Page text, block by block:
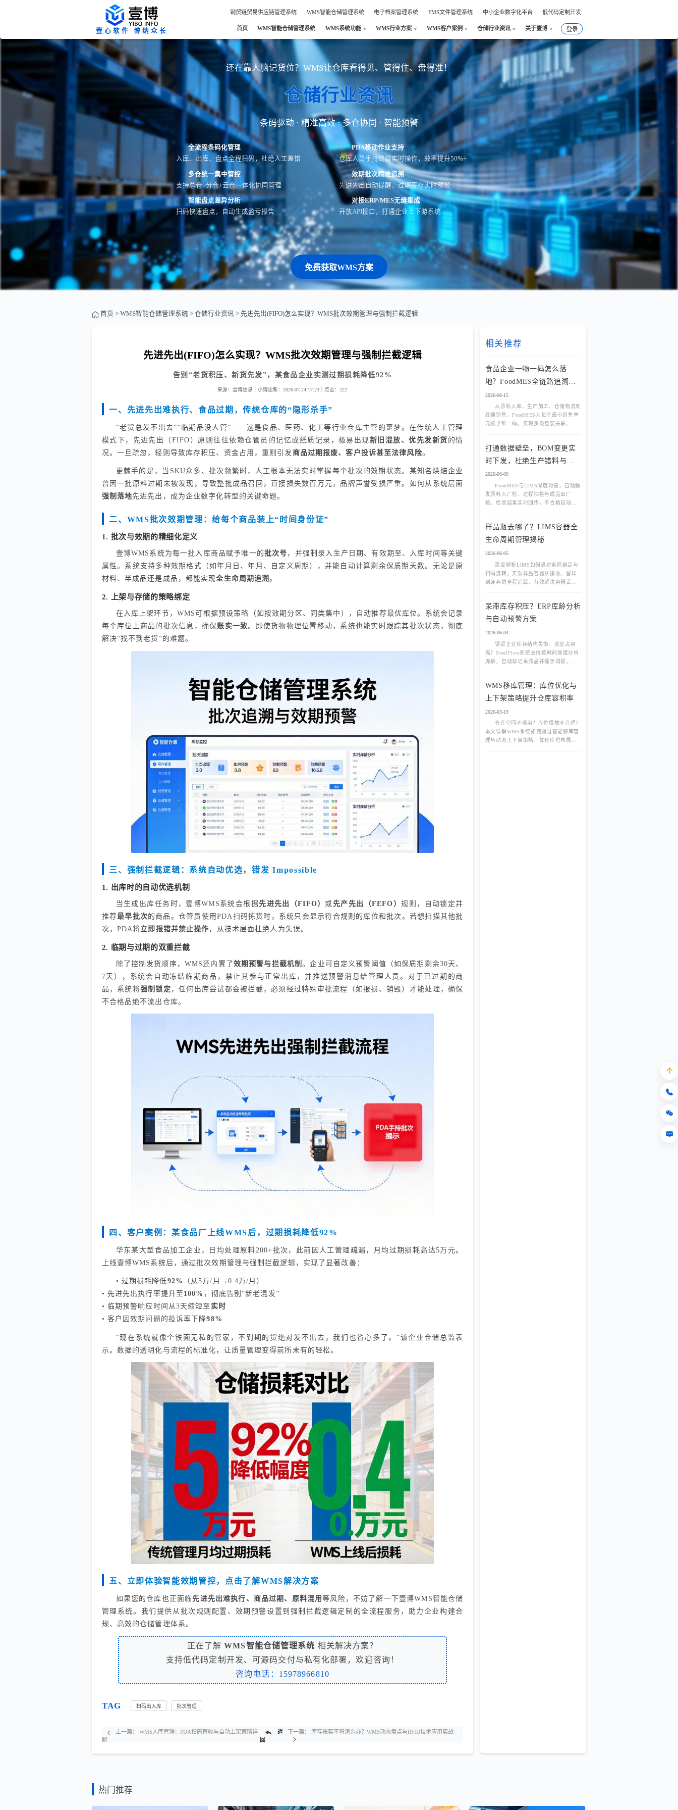
钢贸链贸易供应链管理系统 WMS智能仓储管理系统 电子档案管理系统 FMS文件管理系统 中小企业数字化平台 低代码定制开发
壹心软件 博纳众长 首页 WMS智能仓储管理系统 WMS系统功能 WMS行业方案 WMS客户案例 仓储行业资讯 关于壹博 登录
还在靠人脑记货位？WMS让仓库看得见、管得住、盘得准！
仓储行业资讯
条码驱动 · 精准高效 · 多仓协同 · 智能预警
全流程条码化管理
入库、出库、盘点全程扫码，杜绝人工差错
PDA移动作业支持
仓库人员手持终端实时操作，效率提升50%+
多仓统一集中管控
支持总仓+分仓+云仓一体化协同管理
效期批次精准追溯
先进先出自动提醒，过期库存实时预警
智能盘点差异分析
扫码快速盘点，自动生成盈亏报告
对接ERP/MES无缝集成
开放API接口，打通企业上下游系统
免费获取WMS方案
首页 > WMS智能仓储管理系统 > 仓储行业资讯 > 先进先出(FIFO)怎么实现？WMS批次效期管理与强制拦截逻辑
先进先出(FIFO)怎么实现？WMS批次效期管理与强制拦截逻辑
告别“老货积压、新货先发”，某食品企业实测过期损耗降低92%
来源：壹博信息｜小博更新：2026-07-24 17:23｜ 点击：222
一、先进先出难执行、食品过期，传统仓库的“隐形杀手”
“老货总发不出去”“临期品没人管”——这是食品、医药、化工等行业仓库主管的噩梦。在传统人工管理
模式下，先进先出（FIFO）原则往往依赖仓管员的记忆或纸质记录，极易出现新旧混放、优先发新货 的情
况。一旦疏忽，轻则导致库存积压、资金占用，重则引发 商品过期报废、客户投诉甚至法律风险。
更棘手的是，当SKU众多、批次频繁时，人工根本无法实时掌握每个批次的效期状态。某知名烘焙企业
曾因一批原料过期未被发现，导致整批成品召回，直接损失数百万元，品牌声誉受损严重。如何从系统层面
强制落地先进先出，成为企业数字化转型的关键命题。
二、WMS批次效期管理：给每个商品装上“时间身份证”
1. 批次与效期的精细化定义
壹博WMS系统为每一批入库商品赋予唯一的批次号 ，并强制录入生产日期、有效期至、入库时间等关键
属性。系统支持多种效期格式（如年月日、年月、自定义周期），并能自动计算剩余保质期天数。无论是原
材料、半成品还是成品，都能实现全生命周期追溯。
2. 上架与存储的策略绑定
在入库上架环节，WMS可根据预设策略（如按效期分区、同类集中），自动推荐最优库位。系统会记录
每个库位上商品的批次信息，确保账实一致。即使货物物理位置移动，系统也能实时跟踪其批次状态，彻底
解决“找不到老货”的难题。
三、强制拦截逻辑：系统自动优选，错发 Impossible
1. 出库时的自动优选机制
当生成出库任务时，壹博WMS系统会根据先进先出（FIFO） 或 先产先出（FEFO）规则，自动锁定并
推荐最早批次的商品。仓管员使用PDA扫码拣货时，系统只会显示符合规则的库位和批次。若想扫描其他批
次，PDA将立即报错并禁止操作 ，从技术层面杜绝人为失误。
2. 临期与过期的双重拦截
除了控制发货顺序，WMS还内置了 效期预警与拦截机制。企业可自定义预警阈值（如保质期剩余30天、
7天），系统会自动冻结临期商品，禁止其参与正常出库，并推送预警消息给管理人员。对于已过期的商
品，系统将强制锁定 ，任何出库尝试都会被拦截，必须经过特殊审批流程（如报损、销毁）才能处理，确保
不合格品绝不流出仓库。
四、客户案例：某食品厂上线WMS后，过期损耗降低92%
华东某大型食品加工企业，日均处理原料200+批次，此前因人工管理疏漏，月均过期损耗高达5万元。
上线壹博WMS系统后，通过批次效期管理与强制拦截逻辑，实现了显著改善：
• 过期损耗降低92%
（从5万/月→0.4万/月）
• 先进先出执行率提升至 100% ，彻底告别“新老混发”
• 临期预警响应时间从3天缩短至 实时
• 客户因效期问题的投诉率下降98%
“现在系统就像个铁面无私的管家，不到期的货绝对发不出去，我们也省心多了。”该企业仓储总监表
示。数据的透明化与流程的标准化，让质量管理变得前所未有的轻松。
五、立即体验智能效期管控，点击了解WMS解决方案
如果您的仓库也正面临先进先出难执行、商品过期、原料混用等风险，不妨了解一下壹博WMS智能仓储
管理系统。我们提供从批次规则配置、效期预警设置到强制拦截逻辑定制的全流程服务，助力企业构建合
规、高效的仓储管理体系。
正在了解WMS智能仓储管理系统 相关解决方案？
支持低代码定制开发、可源码交付与私有化部署，欢迎咨询！
咨询电话：15978966810
TAG 扫码出入库 批次管理
上一篇：
WMS入库管理：PDA扫码盲收与自动上架策略详
解
返
回
下一篇： 库存账实不符怎么办？WMS动态盘点与RFID技术应用实战
相关推荐
食品企业一物一码怎么落
地？FoodMES全链路追溯方
案
2026-06-15
从原料入库、生产加工、仓储物流到
终端销售，FoodMES为每个最小销售单
元赋予唯一码。实现多级包装关联、防
营销双重需求。
打通数据壁垒，BOM变更实
时下发，杜绝生产错料与包
材浪费
2026-06-09
FoodMES与LIMS深度对接，自动触
发原料入厂检、过程抽检与成品出厂
检。检验结果实时回传，不合格自动冻
合规审计。
样品瓶去哪了？LIMS容器全
生命周期管理揭秘
2026-06-05
深度解析LIMS如何通过条码绑定与
扫码流转，实现样品容器从接收、留样
到废弃的全程追踪，有效解决容器丢失
呆滞库存积压？ERP库龄分析
与自动预警方案
2026-06-04
钢贸企业库存结构失衡、资金占用
高？SteelFlow系统支持按时间维度分析
库龄，自动标记呆滞品并提示调拨，助
WMS移库管理：库位优化与
上下架策略提升仓库容积率
2026-03-19
仓库空间不够用？库位摆放不合理？
本文详解WMS系统如何通过智能移库管
理与动态上下架策略，优化库位布局，
热门推荐